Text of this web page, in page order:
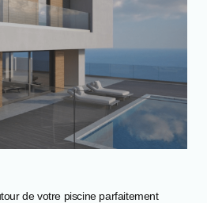
de votre piscine parfaitement